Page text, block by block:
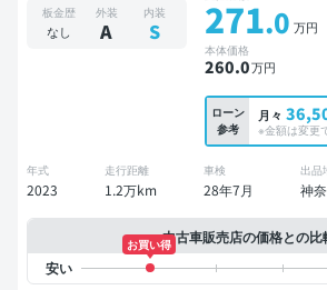
板金歴
なし
外装
A
内装
S 271.0 万円
本体価格
260.0万円
ローン
参考
月々
※金額は変更
年式
2023
走行距離
1.2万km
車検
28年7月
出品
神
中古車販売店の価格との比
お買い得